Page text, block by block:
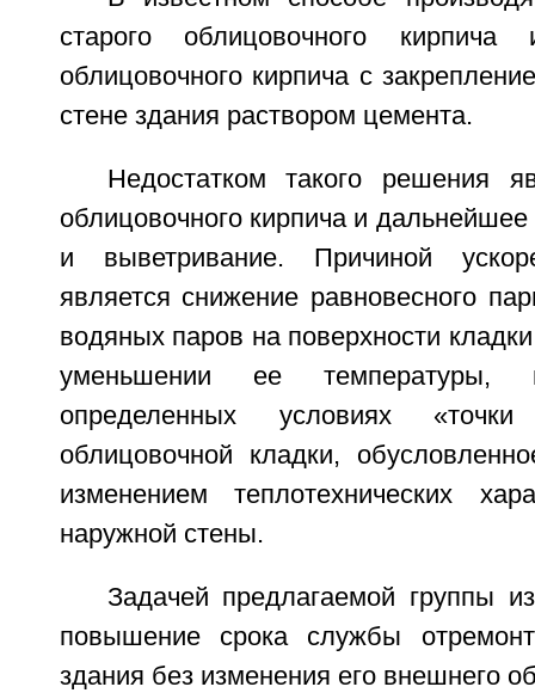
старого облицовочного
облицовочного кирпича с
стене здания раствором цемента.
Недостатком такого решения
облицовочного кирпича и
и выветривание. Причиной
является снижение равновесного
водяных паров на поверхности
уменьшении ее температуры,
определенных условиях
облицовочной кладки,
изменением теплотехнических
наружной стены.
Задачей предлагаемой группы
повышение срока службы
здания без изменения его внешнего